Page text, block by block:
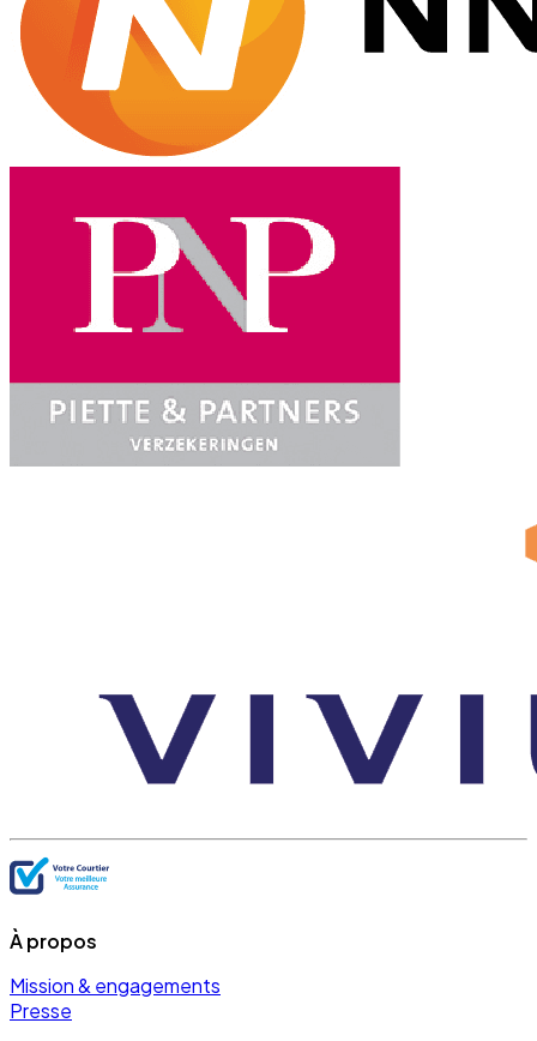
À propos
Mission & engagements
Presse